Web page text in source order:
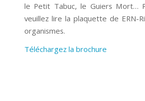
le Petit Tabuc, le Guiers Mort…
veuillez lire la plaquette de ERN-
organismes.
Téléchargez la brochure